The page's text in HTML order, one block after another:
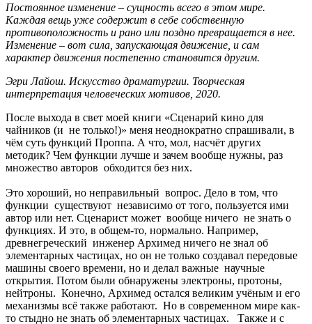
Постоянное изменение – сущность всего в этом мире.
Каждая вещь уже содержит в себе собственную
противоположность и рано или поздно превращается в нее.
Изменение – вот сила, запускающая движение, и сам
характер движения постепенно становится другим.
Эгри Лайош. Искусство драматургии. Творческая
интерпретация человеческих мотивов, 2020.
После выхода в свет моей книги «Сценарий кино для
чайников (и не только!)» меня неоднократно спрашивали, в
чём суть функций Проппа. А что, мол, насчёт других
методик? Чем функции лучше и зачем вообще нужны, раз
множество авторов обходится без них.
Это хороший, но неправильный вопрос. Дело в том, что
функции существуют независимо от того, пользуется ими
автор или нет. Сценарист может вообще ничего не знать о
функциях. И это, в общем-то, нормально. Например,
древнегреческий инженер Архимед ничего не знал об
элементарных частицах, но он не только создавал передовые
машины своего времени, но и делал важные научные
открытия. Потом были обнаружены электроны, протоны,
нейтроны. Конечно, Архимед остался великим учёным и его
механизмы всё также работают. Но в современном мире как-
то стыдно не знать об элементарных частицах. Также и с